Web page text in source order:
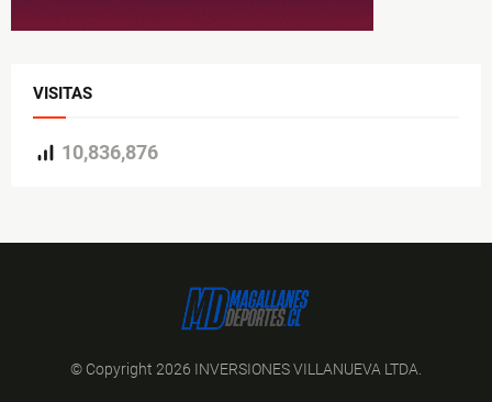
VISITAS
10,836,876
© Copyright 2026 INVERSIONES VILLANUEVA LTDA.